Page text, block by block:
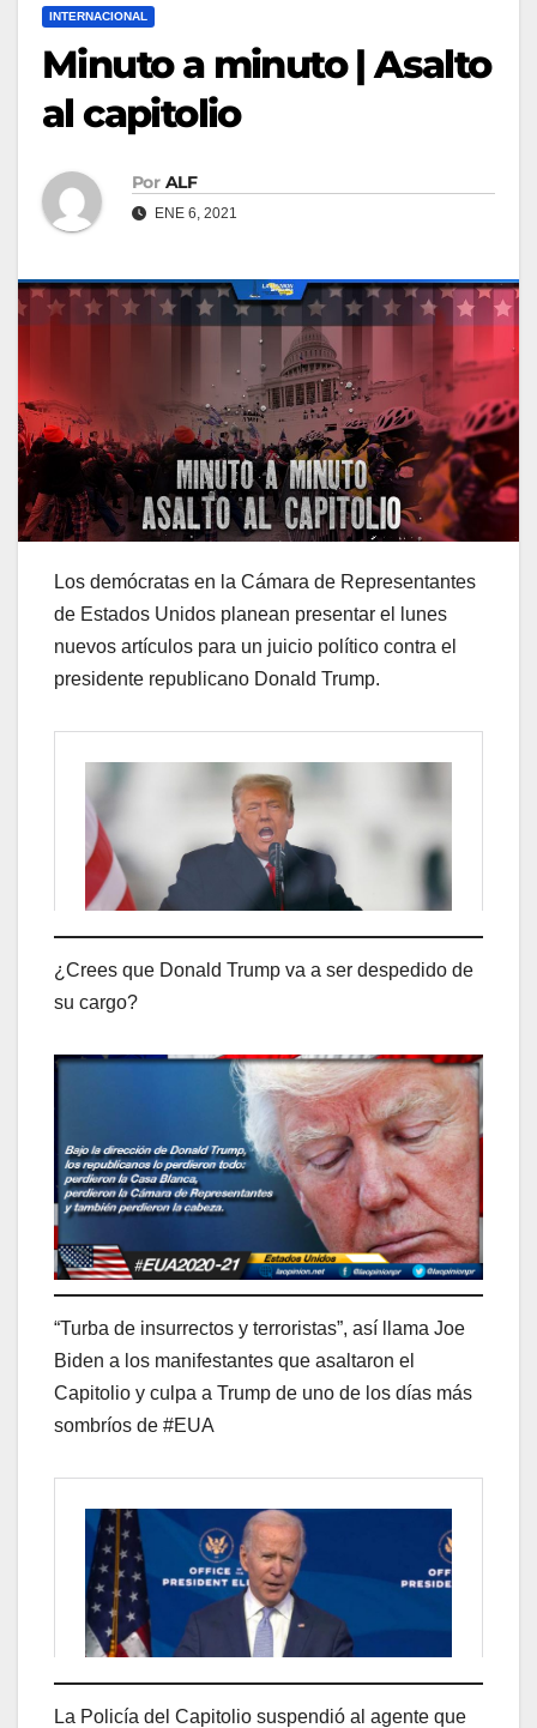
INTERNACIONAL
Minuto a minuto | Asalto
al capitolio
Por ALF
ENE 6, 2021
Los demócratas en la Cámara de Representantes
de Estados Unidos planean presentar el lunes
nuevos artículos para un juicio político contra el
presidente republicano Donald Trump.
¿Crees que Donald Trump va a ser despedido de
su cargo?
“Turba de insurrectos y terroristas”, así llama Joe
Biden a los manifestantes que asaltaron el
Capitolio y culpa a Trump de uno de los días más
sombríos de #EUA
La Policía del Capitolio suspendió al agente que